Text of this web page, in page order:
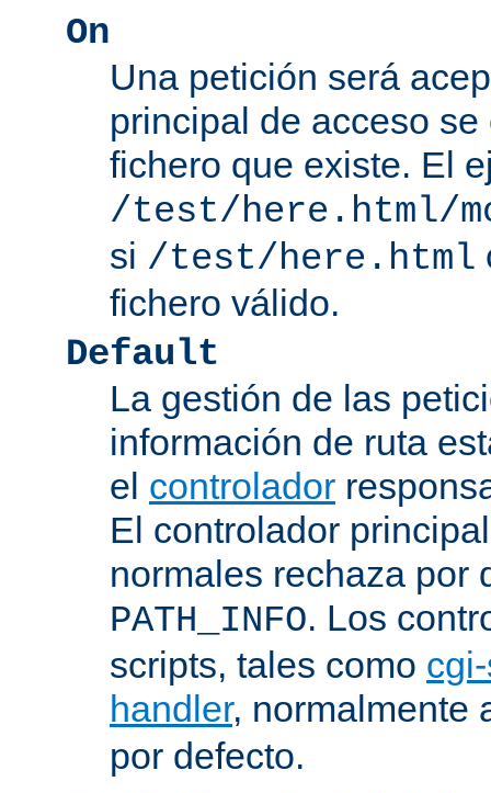
On
Una petición será
principal de acceso
fichero que existe. El
/test/here.html/
si /test/here.html
fichero válido.
Default
La gestión de las
información de ruta
el controlador
El controlador
normales rechaza por
PATH_INFO. Los
scripts, tales como
handler, normalmente
por defecto.